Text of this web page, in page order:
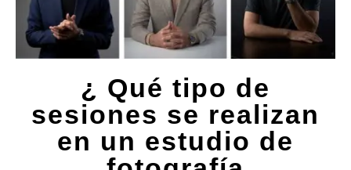
¿ Qué tipo de
sesiones se realizan
en un estudio de